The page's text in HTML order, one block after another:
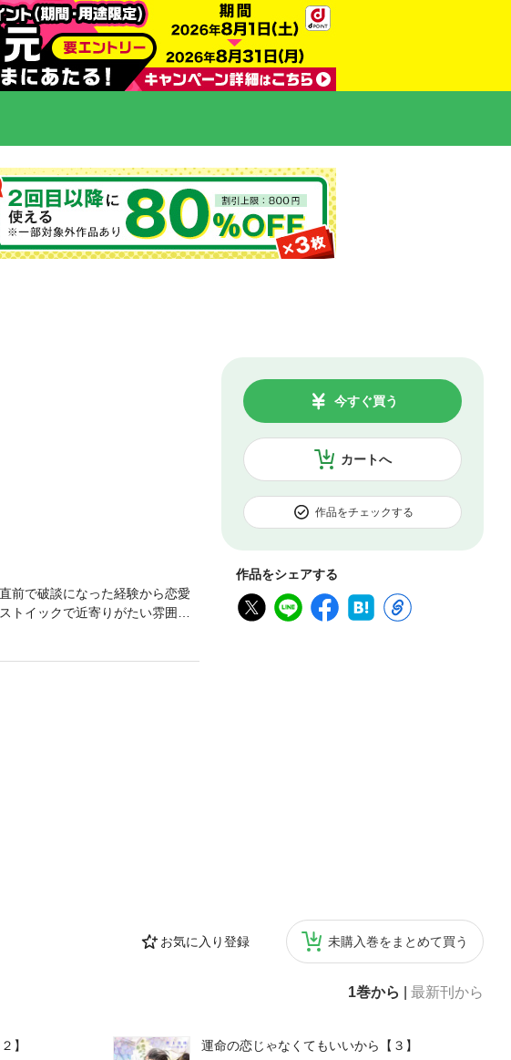
カートへ
今すぐ買う
作品をチェックする
作品をシェアする
お気に入り登録 未購入巻をまとめて買う
1巻から 最新刊から
】
運命の恋じゃなくてもいいから【３】
前で破談になった経験から恋愛
トイックで近寄りがたい雰囲気
まま快感を何度も刻まれて、愛